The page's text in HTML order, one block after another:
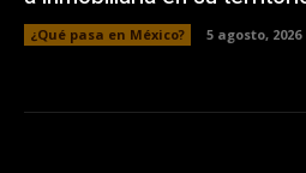
¿Qué pasa en México? 5 agosto, 2026